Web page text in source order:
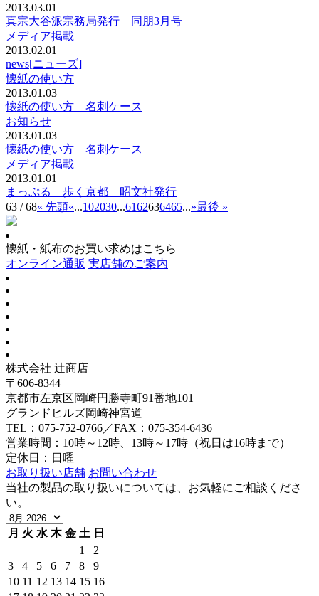
2013.03.01
真宗大谷派宗務局発行 同朋3月号
メディア掲載
2013.02.01
news[ニューズ]
懐紙の使い方
2013.01.03
懐紙の使い方 名刺ケース
お知らせ
2013.01.03
懐紙の使い方 名刺ケース
メディア掲載
2013.01.01
まっぷる 歩く京都 昭文社発行
63 / 68« 先頭«...102030...6162636465...»最後 »
懐紙・紙布のお買い求めはこちら
オンライン通販 実店舗のご案内
株式会社 辻商店
〒606-8344
京都市左京区岡崎円勝寺町91番地101
グランドヒルズ岡崎神宮道
TEL：075-752-0766／FAX：075-354-6436
営業時間：10時～12時、13時～17時（祝日は16時まで）
定休日：日曜
お取り扱い店舗 お問い合わせ
当社の製品の取り扱いについては、お気軽にご相談くださ
い。
月 火 水 木 金 土 日
1
2
3
4 5 6 7 8
9
10 11 12 13 14 15 16